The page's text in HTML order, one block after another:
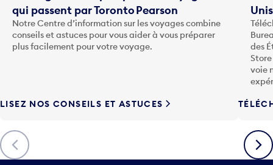
Précédent
qui passent par Toronto Pearson
Notre Centre d’information sur les voyages combine
conseils et astuces pour vous aider à vous préparer
plus facilement pour votre voyage.
LISEZ NOS CONSEILS ET ASTUCES
des
voie